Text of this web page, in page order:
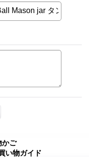
かご
い物ガイド